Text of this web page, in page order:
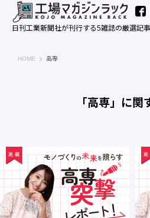
日刊工業新聞社が刊行する5雑誌の厳選記
HOME 工場マガジンラック｜日刊工業新聞社
高専
「高専」に関